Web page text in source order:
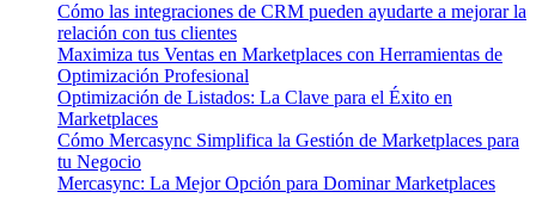
Cómo las integraciones de CRM pueden ayudarte a mejorar la
relación con tus clientes
Maximiza tus Ventas en Marketplaces con Herramientas de
Optimización Profesional
Optimización de Listados: La Clave para el Éxito en
Marketplaces
Cómo Mercasync Simplifica la Gestión de Marketplaces para
tu Negocio
Mercasync: La Mejor Opción para Dominar Marketplaces